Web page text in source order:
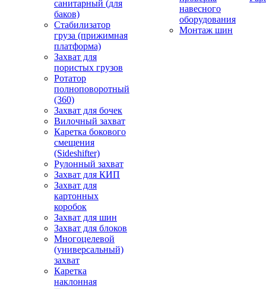
санитарный (для
баков)
Стабилизатор
груза (прижимная
платформа)
Захват для
пористых грузов
Ротатор
полноповоротный
(360)
Захват для бочек
Вилочный захват
Каретка бокового
смещения
(Sideshifter)
Рулонный захват
Захват для КИП
Захват для
картонных
коробок
Захват для шин
Захват для блоков
Многоцелевой
(универсальный)
захват
Каретка
наклонная
навесного
оборудования
Монтаж шин